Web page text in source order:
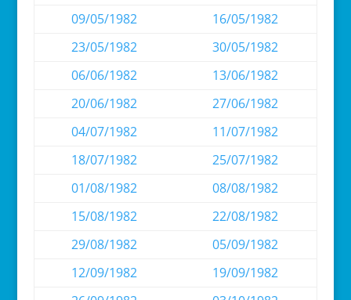
09/05/1982
16/05/1982
23/05/1982
30/05/1982
06/06/1982
13/06/1982
20/06/1982
27/06/1982
04/07/1982
11/07/1982
18/07/1982
25/07/1982
01/08/1982
08/08/1982
15/08/1982
22/08/1982
29/08/1982
05/09/1982
12/09/1982
19/09/1982